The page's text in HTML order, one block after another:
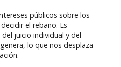
públicos sobre los
el rebaño. Es
juicio individual y del
lo que nos desplaza